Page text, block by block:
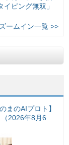
ピング無双」
ズームイン一覧 >>
まのAIプロト】
2026年8月6